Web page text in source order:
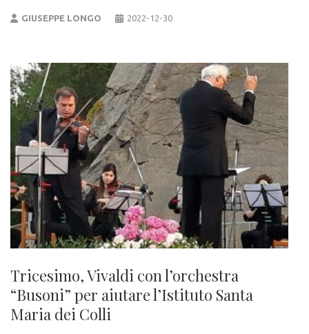
GIUSEPPE LONGO 2022-12-30
Tricesimo, Vivaldi con l’orchestra
“Busoni” per aiutare l’Istituto Santa
Maria dei Colli